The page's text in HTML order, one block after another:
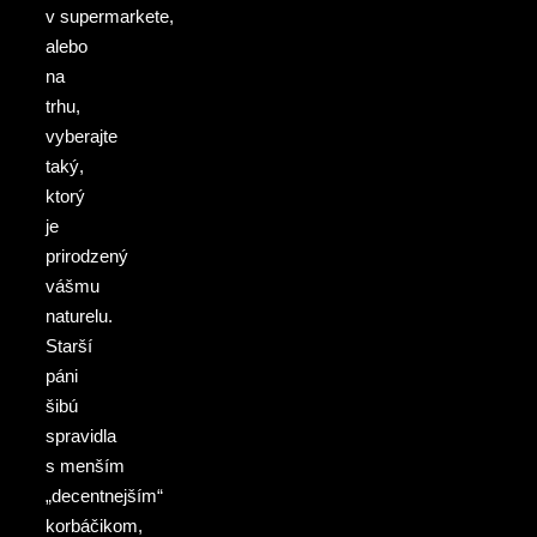
v supermarkete,
alebo
na
trhu,
vyberajte
taký,
ktorý
je
prirodzený
vášmu
naturelu.
Starší
páni
šibú
spravidla
s menším
„decentnejším“
korbáčikom,